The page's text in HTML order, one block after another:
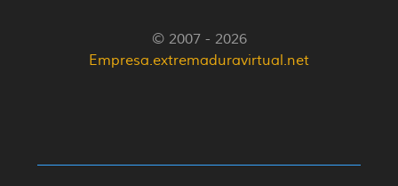
© 2007 - 2026
Empresa.extremaduravirtual.net